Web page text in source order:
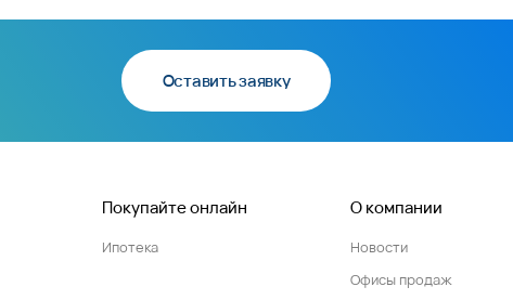
Оставить заявку
Покупайте онлайн
Ипотека
О компании
Новости
Офисы продаж